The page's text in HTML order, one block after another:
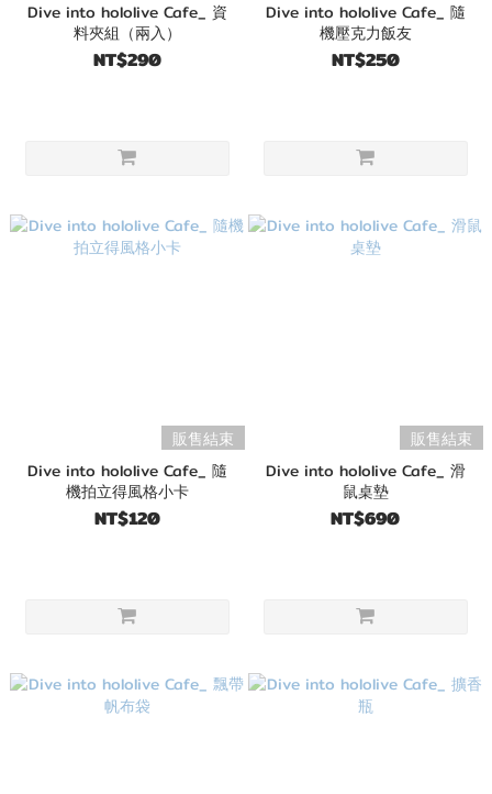
Dive into hololive Cafe_ 資
料夾組（兩入）
NT$290
Dive into hololive Cafe_ 隨
機壓克力飯友
NT$250
販售結束
Dive into hololive Cafe_ 隨
機拍立得風格小卡
NT$120
販售結束
Dive into hololive Cafe_ 滑
鼠桌墊
NT$690